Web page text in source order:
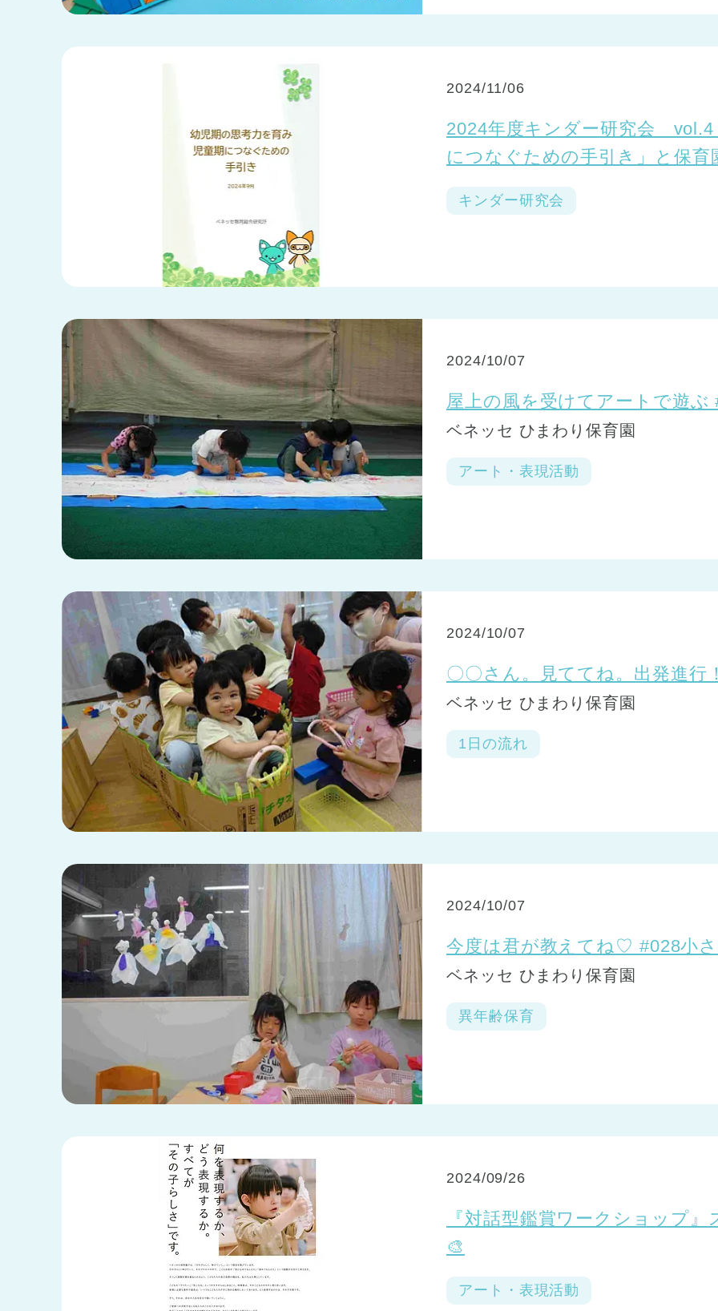
2024/11/06
2024年度キンダー研究会 vol.4
につなぐための手引き」と保育
キンダー研究会
2024/10/07
屋上の風を受けてアートで遊
ベネッセ ひまわり保育園
アート・表現活動
2024/10/07
〇〇さん。見ててね。出発進行
ベネッセ ひまわり保育園
1日の流れ
2024/10/07
今度は君が教えてね♡ #028小
ベネッセ ひまわり保育園
異年齢保育
2024/09/26
『対話型鑑賞ワークショップ
🎨
アート・表現活動